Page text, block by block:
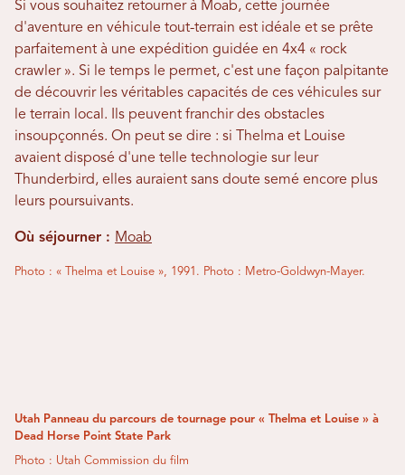
Si vous souhaitez retourner à Moab, cette journée
d'aventure en véhicule tout-terrain est idéale et se prête
parfaitement à une expédition guidée en 4x4 « rock
crawler ». Si le temps le permet, c'est une façon palpitante
de découvrir les véritables capacités de ces véhicules sur
le terrain local. Ils peuvent franchir des obstacles
insoupçonnés. On peut se dire : si Thelma et Louise
avaient disposé d'une telle technologie sur leur
Thunderbird, elles auraient sans doute semé encore plus
leurs poursuivants.
Où séjourner : Moab
Photo : « Thelma et Louise », 1991. Photo : Metro-Goldwyn-Mayer.
Utah Panneau du parcours de tournage pour « Thelma et Louise » à
Dead Horse Point State Park
Photo : Utah Commission du film